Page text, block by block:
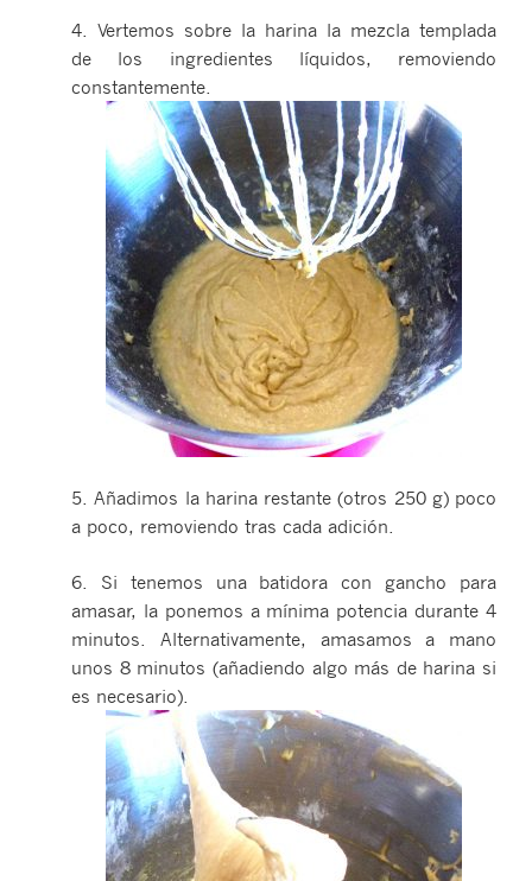
4. Vertemos sobre la harina la mezcla templada
de los ingredientes líquidos, removiendo
constantemente.
5. Añadimos la harina restante (otros 250 g) poco
a poco, removiendo tras cada adición.
6. Si tenemos una batidora con gancho para
amasar, la ponemos a mínima potencia durante 4
minutos. Alternativamente, amasamos a mano
unos 8 minutos (añadiendo algo más de harina si
es necesario).